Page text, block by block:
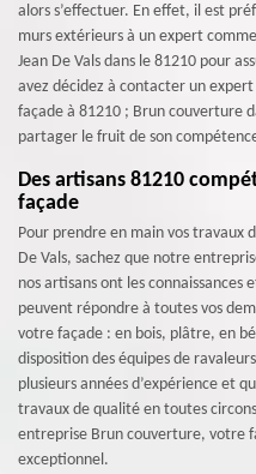
alors s’effectuer. En effet, il est
murs extérieurs à un expert
Jean De Vals dans le 81210 pour
avez décidez à contacter un
façade à 81210 ; Brun couverture
partager le fruit de son
Des artisans 81210
façade
Pour prendre en main vos travaux
De Vals, sachez que notre
nos artisans ont les connaissances
peuvent répondre à toutes vos
votre façade : en bois, plâtre, en
disposition des équipes de
plusieurs années d’expérience et
travaux de qualité en toutes
entreprise Brun couverture, votre
exceptionnel.